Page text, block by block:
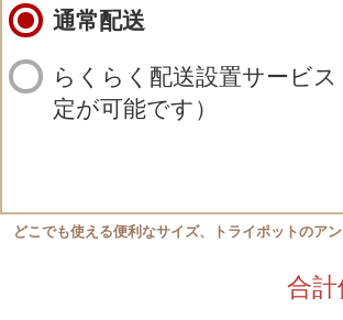
通常配送
らくらく配送設置サービ
定が可能です）
どこでも使える便利なサイズ、トライポットのア
合